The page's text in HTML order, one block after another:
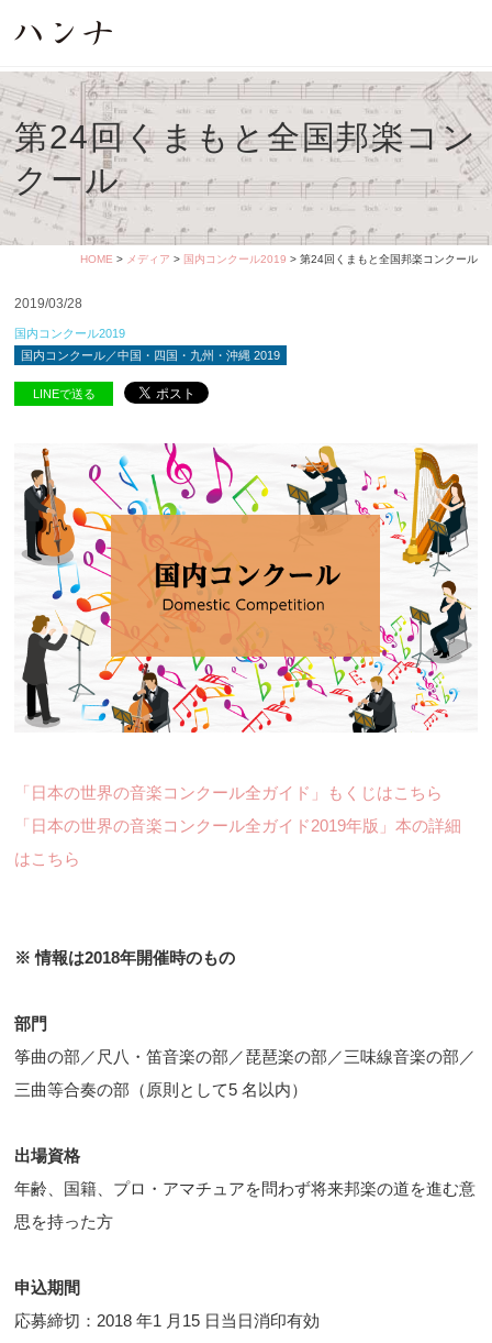
第24回くまもと全国邦楽コン
クール
HOME > メディア > 国内コンクール2019 > 第24回くまもと全国邦楽コンクール
2019/03/28
国内コンクール2019
国内コンクール／中国・四国・九州・沖縄 2019
LINEで送る
「日本の世界の音楽コンクール全ガイド」もくじはこちら
「日本の世界の音楽コンクール全ガイド2019年版」本の詳細
はこちら
※ 情報は2018年開催時のもの
部門
筝曲の部／尺八・笛音楽の部／琵琶楽の部／三味線音楽の部／
三曲等合奏の部（原則として5 名以内）
出場資格
年齢、国籍、プロ・アマチュアを問わず将来邦楽の道を進む意
思を持った方
申込期間
応募締切：2018 年1 月15 日当日消印有効